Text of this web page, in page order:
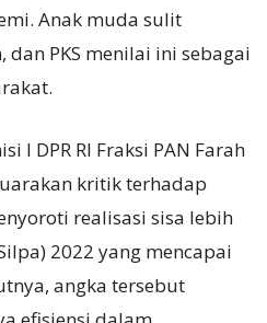
Anak muda sulit
PKS menilai ini sebagai
I DPR RI Fraksi PAN Farah
kritik terhadap
realisasi sisa lebih
2022 yang mencapai
angka tersebut